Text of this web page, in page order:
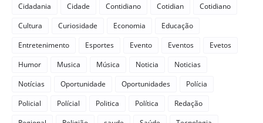
Cidadania Cidade Contidiano Cotidian
Cotidiano
Cultura
Curiosidade Economia
Educação
Entretenimento
Esportes Evento Eventos
Evetos
Humor
Musica Música Noticia
Noticias
Notícias
Oportunidade Oportunidades
Polícia
Policial
Polícial Politica Política
Redação